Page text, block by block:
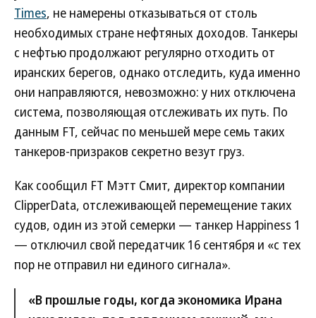
Times, не намерены отказываться от столь
необходимых стране нефтяных доходов. Танкеры
с нефтью продолжают регулярно отходить от
иранских берегов, однако отследить, куда именно
они направляются, невозможно: у них отключена
система, позволяющая отслеживать их путь. По
данным FT, сейчас по меньшей мере семь таких
танкеров-призраков секретно везут груз.
Как сообщил FT Мэтт Смит, директор компании
ClipperData, отслеживающей перемещение таких
судов, один из этой семерки — танкер Happiness 1
— отключил свой передатчик 16 сентября и «с тех
пор не отправил ни единого сигнала».
«В прошлые годы, когда экономика Ирана